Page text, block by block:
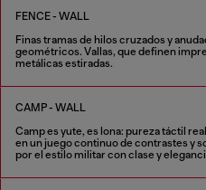
FENCE - WALL
Finas tramas de hilos cruzados y
geométricos. Vallas, que definen
metálicas estiradas.
8 COLORES
CAMP - WALL
Camp es yute, es lona: pureza táctil
en un juego continuo de contrastes y
por el estilo militar con clase y
5 COLORES